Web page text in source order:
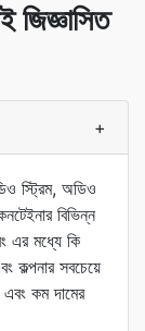
+
স্ট্রিম, অডিও
বিভিন্ন
এর মধ্যে কি
কল্পনার সবচেয়ে
কম দামের